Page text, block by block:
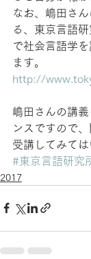
なお、嶋田さ
る、東京言語
で社会言語学
ます。
http://
嶋田さんの講
ンスですので
受講してみては
#東京言語研究
2017